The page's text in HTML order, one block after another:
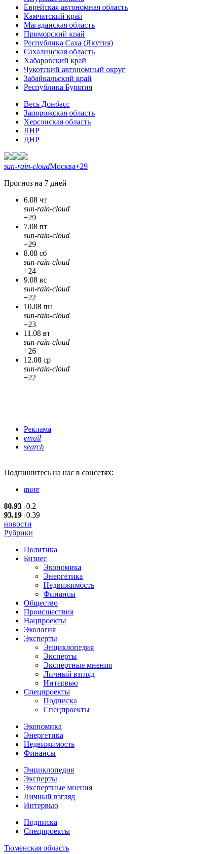
Еврейская автономная область
Камчатский край
Магаданская область
Приморский край
Республика Саха (Якутия)
Сахалинская область
Хабаровский край
Чукотский автономный округ
Забайкальский край
Республика Бурятия
Весь Донбасс
Запорожская область
Херсонская область
ЛНР
ДНР
sun-rain-cloudМосква+29
Прогноз на 7 дней
6.08 чт
sun-rain-cloud
+29
7.08 пт
sun-rain-cloud
+29
8.08 сб
sun-rain-cloud
+24
9.08 вс
sun-rain-cloud
+22
10.08 пн
sun-rain-cloud
+23
11.08 вт
sun-rain-cloud
+26
12.08 ср
sun-rain-cloud
+22
Реклама
email
search
Подпишитесь на нас в соцсетях:
more
80.93 -0.2
93.19 -0.39
новости
Рубрики
Политика
Бизнес
Экономика
Энергетика
Недвижимость
Финансы
Общество
Происшествия
Нацпроекты
Экология
Эксперты
Энциклопедия
Эксперты
Экспертные мнения
Личный взгляд
Интервью
Спецпроекты
Подписка
Спецпроекты
Экономика
Энергетика
Недвижимость
Финансы
Энциклопедия
Эксперты
Экспертные мнения
Личный взгляд
Интервью
Подписка
Спецпроекты
Тюменская область